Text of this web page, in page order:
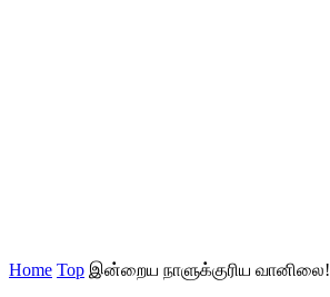
Home Top இன்றைய நாளுக்குரிய வானிலை!